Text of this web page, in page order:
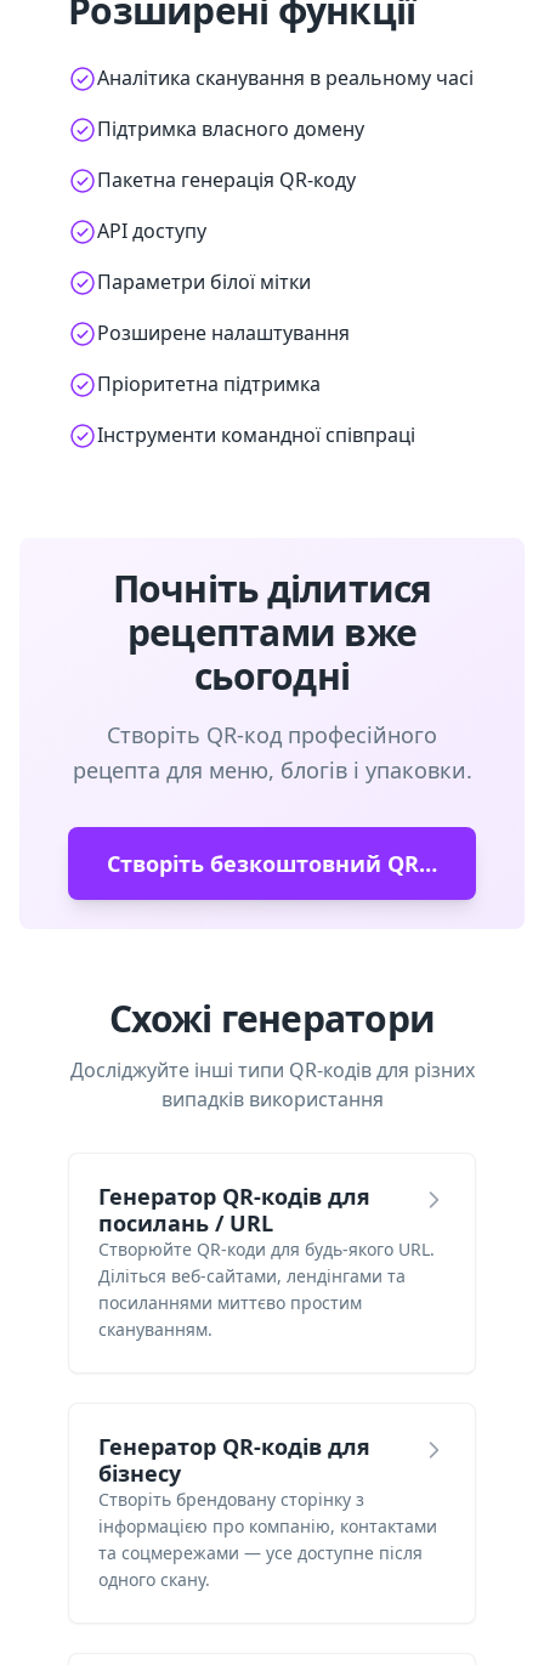
Розширені функції
Аналітика сканування в реальному часі
Підтримка власного домену
Пакетна генерація QR-коду
API доступу
Параметри білої мітки
Розширене налаштування
Пріоритетна підтримка
Інструменти командної співпраці
Почніть ділитися
рецептами вже
сьогодні
Створіть QR-код професійного
рецепта для меню, блогів і упаковки.
Створіть безкоштовний QR-код
Схожі генератори
Досліджуйте інші типи QR-кодів для різних
випадків використання
Генератор QR-кодів для
посилань / URL
Створюйте QR-коди для будь-якого URL.
Діліться веб-сайтами, лендінгами та
посиланнями миттєво простим
скануванням.
Генератор QR-кодів для
бізнесу
Створіть брендовану сторінку з
інформацією про компанію, контактами
та соцмережами — усе доступне після
одного скану.